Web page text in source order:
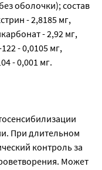
оболочки); состав
- 2,8185 мг,
- 2,92 мг,
- 0,0105 мг,
- 0,001 мг.
При длительном
контроль за
Может